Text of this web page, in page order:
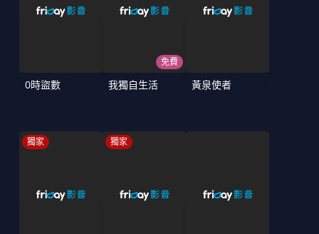
0時盜數
免費
我獨自生活 黃泉使者
獨家 獨家